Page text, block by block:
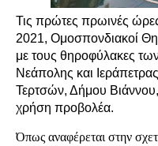
Τις πρώτες πρωινές
2021, Ομοσπονδιακοί
με τους θηροφύλακες
Νεάπολης και
Τερτσών, Δήμου
χρήση προβολέα.
Όπως αναφέρεται στην